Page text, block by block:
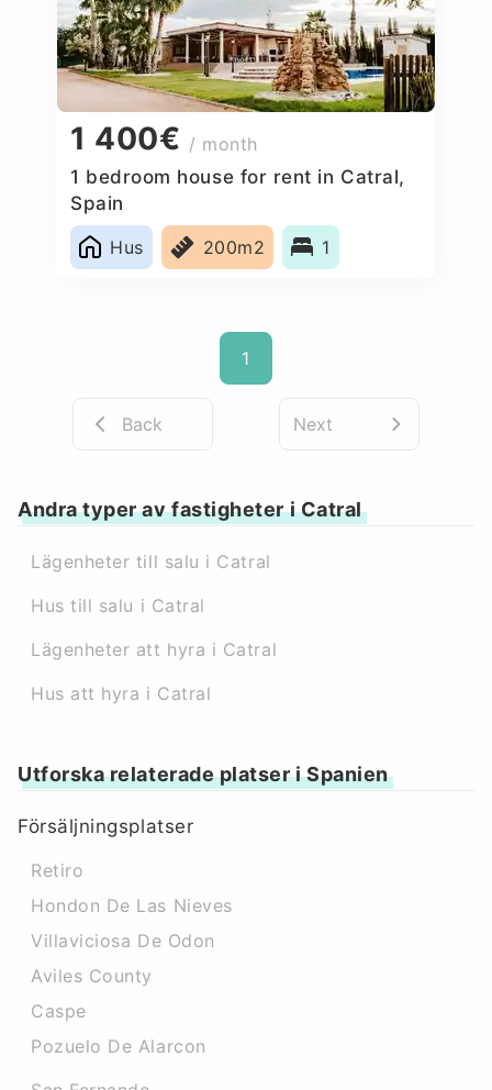
1 400€ / month
1 bedroom house for rent in Catral,
Spain
Hus
200m2 1
1
Back Next
Andra typer av fastigheter i Catral
Lägenheter till salu i Catral
Hus till salu i Catral
Lägenheter att hyra i Catral
Hus att hyra i Catral
Utforska relaterade platser i Spanien
Försäljningsplatser
Retiro
Hondon De Las Nieves
Villaviciosa De Odon
Aviles County
Caspe
Pozuelo De Alarcon